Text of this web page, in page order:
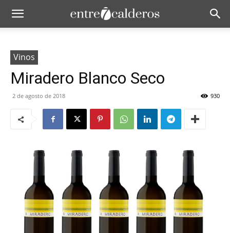
Vinos
Miradero Blanco Seco
2 de agosto de 2018 930